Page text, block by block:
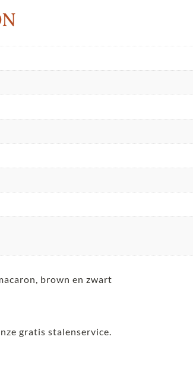
brown en zwart
gratis stalenservice.